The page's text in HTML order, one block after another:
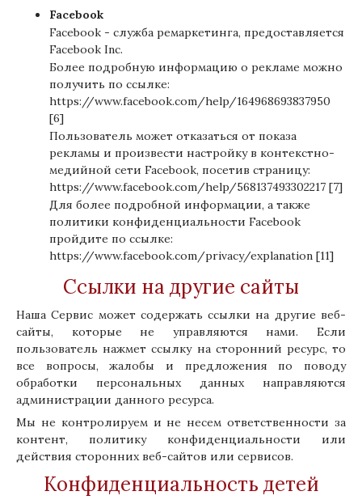
Facebook
Facebook - служба ремаркетинга, предоставляется
Facebook Inc.
Более подробную информацию о рекламе можно
получить по ссылке:
https://www.facebook.com/help/164968693837950
[6]
Пользователь может отказаться от показа
рекламы и произвести настройку в контекстно-
медийной сети Facebook, посетив страницу:
https://www.facebook.com/help/568137493302217 [7]
Для более подробной информации, а также
политики конфиденциальности Facebook
пройдите по ссылке:
https://www.facebook.com/privacy/explanation [11]
Ссылки на другие сайты
Наша Сервис может содержать ссылки на другие веб-
сайты, которые не управляются нами. Если
пользователь нажмет ссылку на сторонний ресурс, то
все вопросы, жалобы и предложения по поводу
обработки персональных данных направляются
администрации данного ресурса.
Мы не контролируем и не несем ответственности за
контент, политику конфиденциальности или
действия сторонних веб-сайтов или сервисов.
Конфиденциальность детей